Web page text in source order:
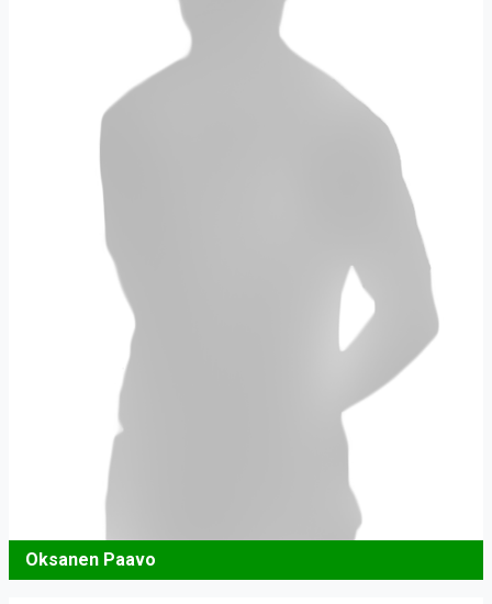
Oksanen Paavo